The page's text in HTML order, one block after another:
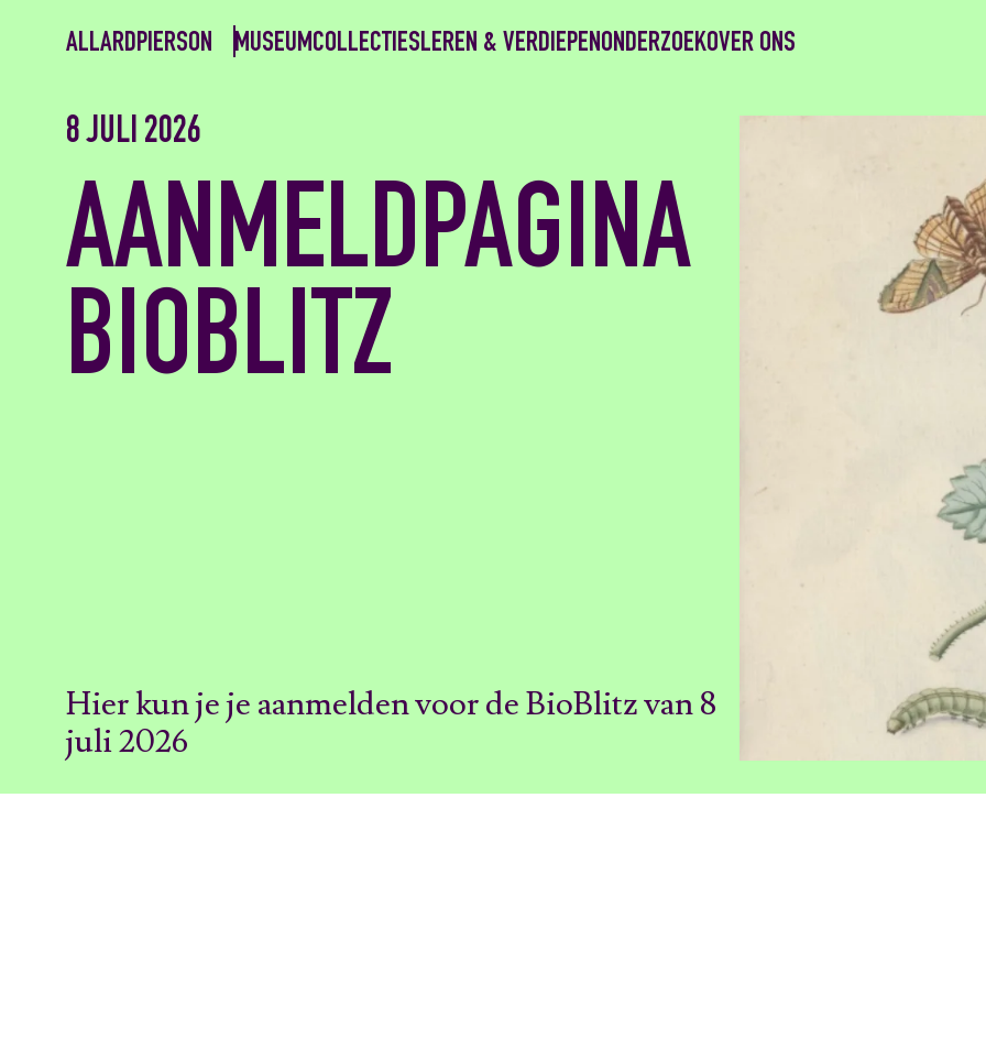
ALLARDPIERSON MUSEUMCOLLECTIESLEREN & VERDIEPENONDERZOEKOVER ONS
8 JULI 2026
AANMELDPAGINA
BIOBLITZ
Hier kun je je aanmelden voor de BioBlitz van 8
juli 2026